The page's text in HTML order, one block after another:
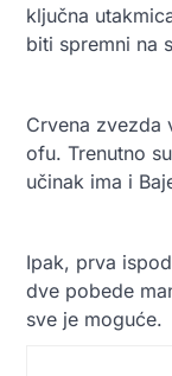
ključna
biti spremni na
Crvena zvezda
ofu. Trenutno
učinak ima i
Ipak, prva
dve pobede
sve je moguće.